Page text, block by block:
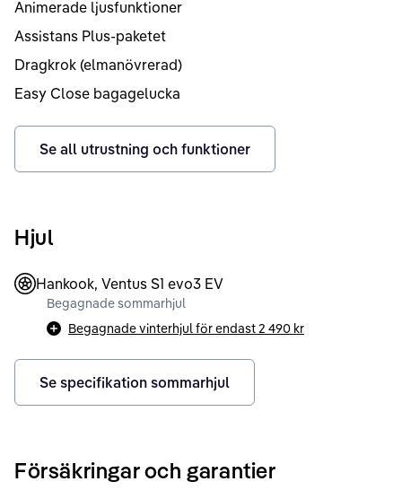
Animerade ljusfunktioner
Assistans Plus-paketet
Dragkrok (elmanövrerad)
Easy Close bagagelucka
Se all utrustning och funktioner
Hjul
Hankook, Ventus S1 evo3 EV
Begagnade sommarhjul
Begagnade vinterhjul för endast2 490 kr
Se specifikation sommarhjul
Försäkringar och garantier